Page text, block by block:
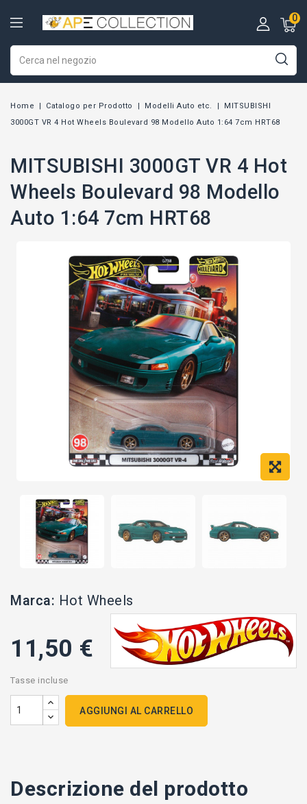
0
Home Catalogo per Prodotto Modelli Auto etc.
MITSUBISHI
3000GT VR 4 Hot Wheels Boulevard 98 Modello Auto 1:64 7cm HRT68
MITSUBISHI 3000GT VR 4 Hot
Wheels Boulevard 98 Modello
Auto 1:64 7cm HRT68
Marca: Hot Wheels
11,50 €
Tasse incluse
AGGIUNGI AL CARRELLO
Descrizione del prodotto